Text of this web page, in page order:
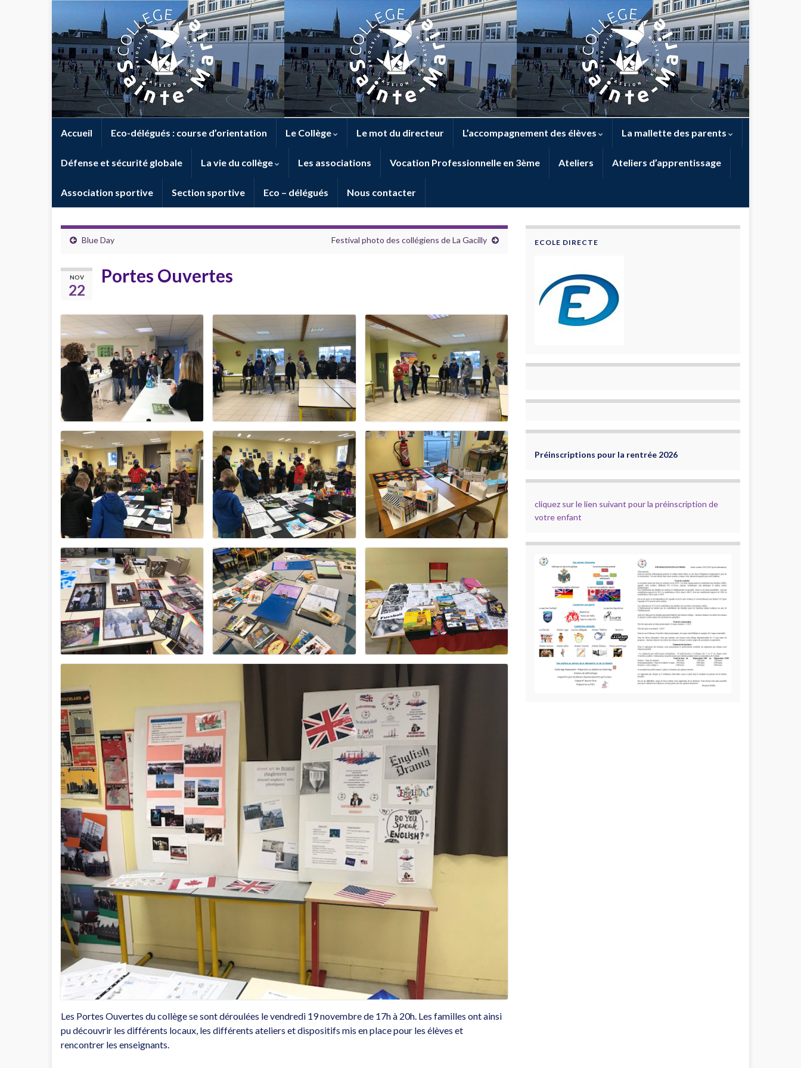
Accueil Eco-délégués : course d’orientation Le Collège Le mot du directeur L’accompagnement des élèves La mallette des parents
Défense et sécurité globale La vie du collège Les associations Vocation Professionnelle en 3ème Ateliers Ateliers d’apprentissage
Association sportive Section sportive Eco – délégués Nous contacter
Blue Day Festival photo des collégiens de La Gacilly
NOV
22
Portes Ouvertes
Les Portes Ouvertes du collège se sont déroulées le vendredi 19 novembre de 17h à 20h. Les familles ont ainsi
pu découvrir les différents locaux, les différents ateliers et dispositifs mis en place pour les élèves et
rencontrer les enseignants.
ECOLE DIRECTE
Préinscriptions pour la rentrée 2026
cliquez sur le lien suivant pour la préinscription de
votre enfant